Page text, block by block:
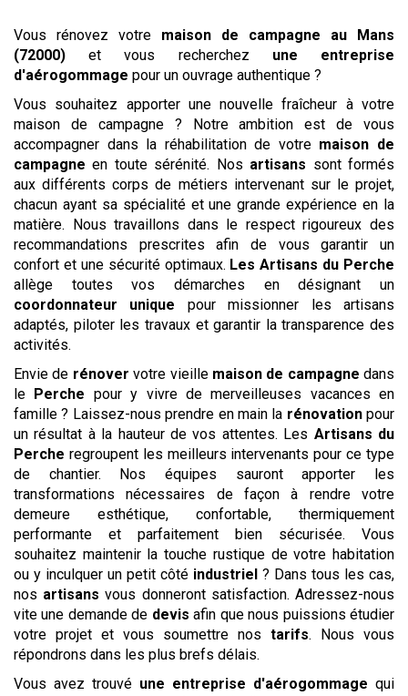
Vous rénovez votre maison de campagne au Mans
(72000)
et vous recherchez une entreprise
d'aérogommage pour un ouvrage authentique ?
Vous souhaitez apporter une nouvelle fraîcheur à votre
maison de campagne ? Notre ambition est de vous
accompagner dans la réhabilitation de votre maison de
campagneen toute sérénité. Nos artisans sont formés
aux différents corps de métiers intervenant sur le projet,
chacun ayant sa spécialité et une grande expérience en la
matière. Nous travaillons dans le respect rigoureux des
recommandations prescrites afin de vous garantir un
confort et une sécurité optimaux. Les Artisans du Perche
allège toutes vos démarches en désignant un
coordonnateur unique pour missionner les artisans
adaptés, piloter les travaux et garantir la transparence des
activités.
Envie de rénover votre vieille maison de campagne dans
le
Perche pour y vivre de merveilleuses vacances en
famille ? Laissez-nous prendre en main la rénovationpour
un résultat à la hauteur de vos attentes. Les Artisans du
Perche regroupent les meilleurs intervenants pour ce type
de chantier. Nos équipes sauront apporter les
transformations nécessaires de façon à rendre votre
demeure esthétique, confortable, thermiquement
performante et parfaitement bien sécurisée. Vous
souhaitez maintenir la touche rustique de votre habitation
ou y inculquer un petit côté industriel ? Dans tous les cas,
nos artisans vous donneront satisfaction. Adressez-nous
vite une demande de devis afin que nous puissions étudier
votre projet et vous soumettre nos tarifs. Nous vous
répondrons dans les plus brefs délais.
Vous avez trouvé une entreprise d'aérogommage qui